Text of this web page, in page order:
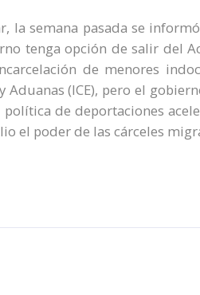
la semana pasada se
tenga opción de salir del
de menores
Aduanas (ICE), pero el
política de deportaciones
el poder de las cárceles